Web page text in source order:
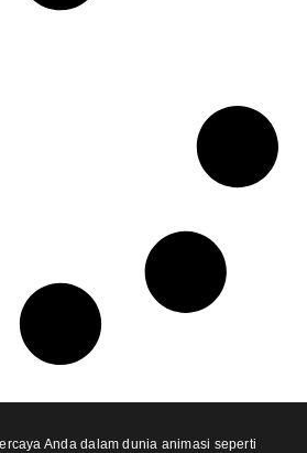
Anda dalam dunia animasi seperti